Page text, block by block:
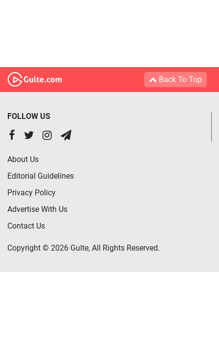
Back To Top
FOLLOW US
About Us
Editorial Guidelines
Privacy Policy
Advertise With Us
Contact Us
Copyright © 2026 Gulte, All Rights Reserved.